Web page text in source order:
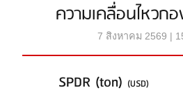
ความเคลื่อนไหวก
7 สิงหาคม 2569 |
SPDR (ton) (USD)